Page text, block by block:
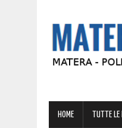
HOME TUTTE